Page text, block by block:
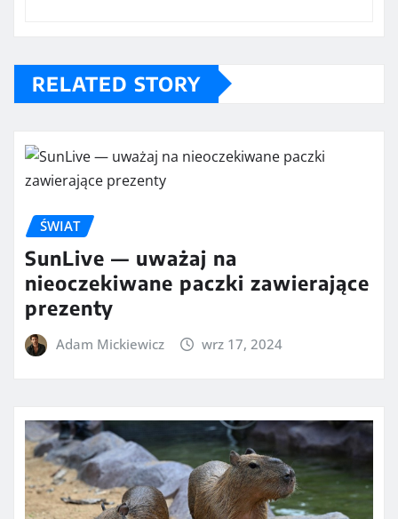
RELATED STORY
ŚWIAT
SunLive — uważaj na
nieoczekiwane paczki zawierające
prezenty
Adam Mickiewicz wrz 17, 2024